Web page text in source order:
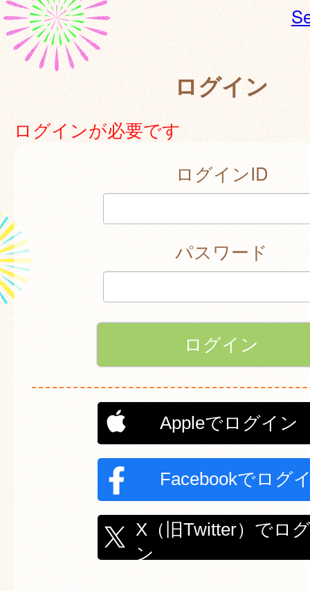
ログイン
ログインが必要です
ログインID
パスワード
Appleでログイン
Facebookでログ
X（旧Twitter）でロ
ン